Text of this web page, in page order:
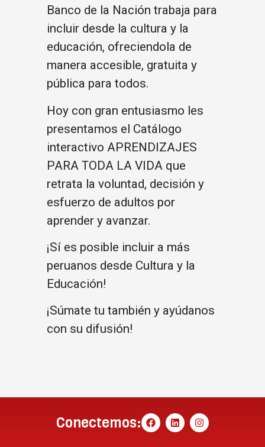
Banco de la Nación trabaja para
incluir desde la cultura y la
educación, ofreciendola de
manera accesible, gratuita y
pública para todos.
Hoy con gran entusiasmo les
presentamos el Catálogo
interactivo APRENDIZAJES
PARA TODA LA VIDA que
retrata la voluntad, decisión y
esfuerzo de adultos por
aprender y avanzar.
¡Sí es posible incluir a más
peruanos desde Cultura y la
Educación!
¡Súmate tu también y ayúdanos
con su difusión!
Conectemos: